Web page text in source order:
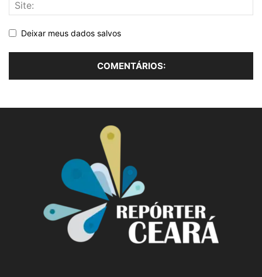
Deixar meus dados salvos